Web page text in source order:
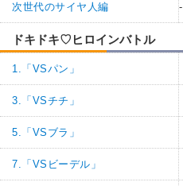
次世代のサイヤ人編 -
ドキドキ♡ヒロインバトル
1.「VSパン」
3.「VSチチ」
5.「VSブラ」
7.「VSビーデル」